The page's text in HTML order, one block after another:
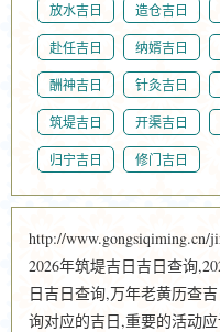
放水吉日 造仓吉日
赴任吉日 纳婿吉日
酬神吉日 针灸吉日
筑堤吉日 开渠吉日
归宁吉日 修门吉日
http://
2026年筑堤吉日吉日查询
日吉日查询,万年老黄历查
询对应的吉日,重要的活动